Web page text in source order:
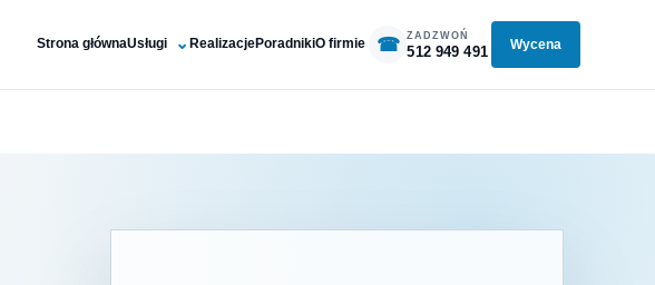
Strona głównaUsługi RealizacjePoradnikiO firmie ☎ ZADZWOŃ
512 949 491 Wycena